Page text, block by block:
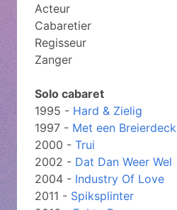
Acteur
Cabaretier
Regisseur
Zanger
Solo cabaret
1995 - Hard & Zielig
1997 - Met een Breierdeck
2000 - Trui
2002 - Dat Dan Weer Wel
2004 - Industry Of Love
2011 - Spiksplinter